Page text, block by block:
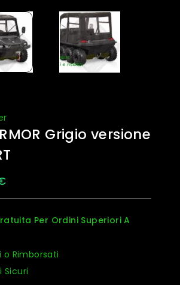
Grigio versione
Per Ordini Superiori A
Rimborsati
Sicuri